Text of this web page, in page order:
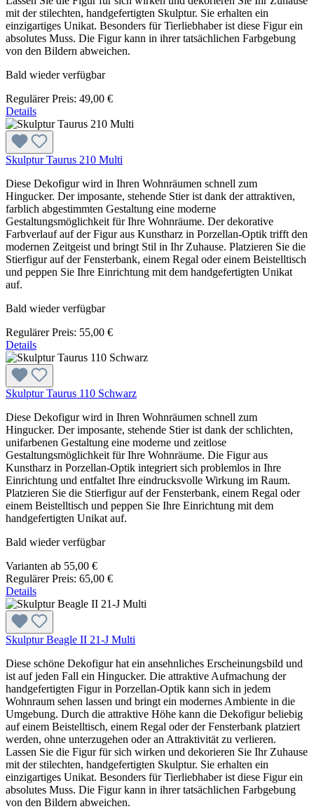
mit der stilechten, handgefertigten Skulptur. Sie erhalten ein
einzigartiges Unikat. Besonders für Tierliebhaber ist diese Figur ein
absolutes Muss. Die Figur kann in ihrer tatsächlichen Farbgebung
von den Bildern abweichen.
Bald wieder verfügbar
Regulärer Preis: 49,00 €
Details
Skulptur Taurus 210 Multi
Diese Dekofigur wird in Ihren Wohnräumen schnell zum
Hingucker. Der imposante, stehende Stier ist dank der attraktiven,
farblich abgestimmten Gestaltung eine moderne
Gestaltungsmöglichkeit für Ihre Wohnräume. Der dekorative
Farbverlauf auf der Figur aus Kunstharz in Porzellan-Optik trifft den
modernen Zeitgeist und bringt Stil in Ihr Zuhause. Platzieren Sie die
Stierfigur auf der Fensterbank, einem Regal oder einem Beistelltisch
und peppen Sie Ihre Einrichtung mit dem handgefertigten Unikat
auf.
Bald wieder verfügbar
Regulärer Preis: 55,00 €
Details
Skulptur Taurus 110 Schwarz
Diese Dekofigur wird in Ihren Wohnräumen schnell zum
Hingucker. Der imposante, stehende Stier ist dank der schlichten,
unifarbenen Gestaltung eine moderne und zeitlose
Gestaltungsmöglichkeit für Ihre Wohnräume. Die Figur aus
Kunstharz in Porzellan-Optik integriert sich problemlos in Ihre
Einrichtung und entfaltet Ihre eindrucksvolle Wirkung im Raum.
Platzieren Sie die Stierfigur auf der Fensterbank, einem Regal oder
einem Beistelltisch und peppen Sie Ihre Einrichtung mit dem
handgefertigten Unikat auf.
Bald wieder verfügbar
Varianten ab 55,00 €
Regulärer Preis: 65,00 €
Details
Skulptur Beagle II 21-J Multi
Diese schöne Dekofigur hat ein ansehnliches Erscheinungsbild und
ist auf jeden Fall ein Hingucker. Die attraktive Aufmachung der
handgefertigten Figur in Porzellan-Optik kann sich in jedem
Wohnraum sehen lassen und bringt ein modernes Ambiente in die
Umgebung. Durch die attraktive Höhe kann die Dekofigur beliebig
auf einem Beistelltisch, einem Regal oder der Fensterbank platziert
werden, ohne unterzugehen oder an Attraktivität zu verlieren.
Lassen Sie die Figur für sich wirken und dekorieren Sie Ihr Zuhause
mit der stilechten, handgefertigten Skulptur. Sie erhalten ein
einzigartiges Unikat. Besonders für Tierliebhaber ist diese Figur ein
absolutes Muss. Die Figur kann in ihrer tatsächlichen Farbgebung
von den Bildern abweichen.